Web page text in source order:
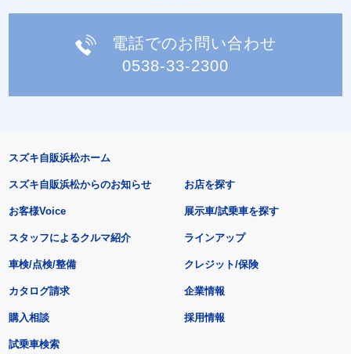
電話でのお問い合わせ
0538-33-2300
スズキ自販浜松ホーム
スズキ自販浜松からのお知らせ
お客様Voice
スタッフによるクルマ紹介
お店を探す
展示車/試乗車を探す
ラインアップ
車検/点検/整備 クレジット/保険
カタログ請求
購入相談
試乗車検索
企業情報
採用情報